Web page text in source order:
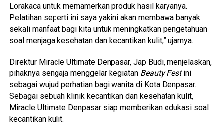
Lorakaca untuk memamerkan produk hasil karyanya.
Pelatihan seperti ini saya yakini akan membawa banyak
sekali manfaat bagi kita untuk meningkatkan pengetahuan
soal menjaga kesehatan dan kecantikan kulit,” ujarnya.
Direktur Miracle Ultimate Denpasar, Jap Budi, menjelaskan,
pihaknya sengaja menggelar kegiatan Beauty Festini
sebagai wujud perhatian bagi wanita di Kota Denpasar.
Sebagai sebuah klinik kecantikan dan kesehatan kulit,
Miracle Ultimate Denpasar siap memberikan edukasi soal
kecantikan kulit.